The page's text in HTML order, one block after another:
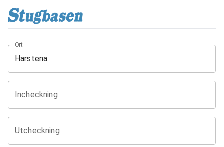
Ort
Incheckning
Utcheckning